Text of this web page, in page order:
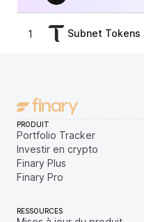
1 Subnet Tokens
PRODUIT
Portfolio Tracker
Investir en crypto
Finary Plus
Finary Pro
RESSOURCES